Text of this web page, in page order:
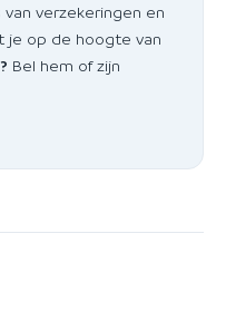
van verzekeringen en
je op de hoogte van
Bel hem of zijn